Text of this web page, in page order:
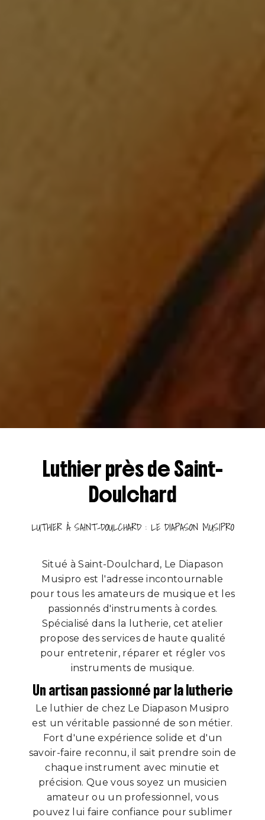
Luthier près de Saint-
Doulchard
LUTHIER À SAINT-DOULCHARD : LE DIAPASON MUSIPRO
Situé à Saint-Doulchard, Le Diapason
Musipro est l'adresse incontournable
pour tous les amateurs de musique et les
passionnés d'instruments à cordes.
Spécialisé dans la lutherie, cet atelier
propose des services de haute qualité
pour entretenir, réparer et régler vos
instruments de musique.
Un artisan passionné par la lutherie
Le luthier de chez Le Diapason Musipro
est un véritable passionné de son métier.
Fort d'une expérience solide et d'un
savoir-faire reconnu, il sait prendre soin de
chaque instrument avec minutie et
précision. Que vous soyez un musicien
amateur ou un professionnel, vous
pouvez lui faire confiance pour sublimer